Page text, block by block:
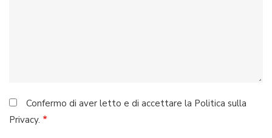
Confermo di aver letto e di accettare la Politica sulla
Privacy.